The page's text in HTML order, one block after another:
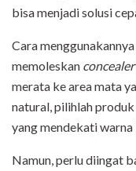
bisa menjadi solusi
Cara
memoleskan concealer
merata ke area mata
natural, pilihlah produk
yang mendekati warna
Namun, perlu diingat